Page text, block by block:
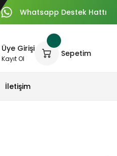
Whatsapp Destek Hattı
Üye Girişi
Kayıt Ol
Sepetim
İletişim